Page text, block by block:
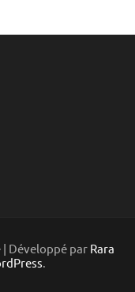
Développé par Rara
.